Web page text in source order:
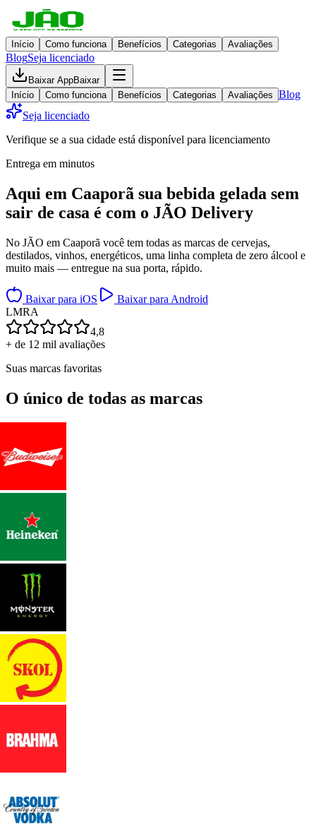
Início Como funciona Benefícios Categorias Avaliações
BlogSeja licenciado
Baixar AppBaixar
Início
Como funciona Benefícios Categorias Avaliações Blog
Seja licenciado
Verifique se a sua cidade está disponível para licenciamento
Entrega em minutos
Aqui em Caaporã sua bebida gelada sem
sair de casa é com o JÃO Delivery
No JÃO em Caaporã você tem todas as marcas de cervejas,
destilados, vinhos, energéticos, uma linha completa de zero álcool e
muito mais — entregue na sua porta, rápido.
Baixar para iOS
Baixar para Android
LMRA
4,8
+ de 12 mil avaliações
Suas marcas favoritas
O único de todas as marcas